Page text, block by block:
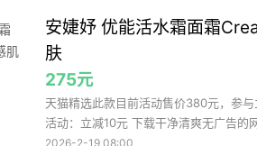
安婕妤 优能活水霜面霜
肤
275元
天猫精选此款目前活动售价380元，参
活动：立减10元 下载干净清爽无广告的
2026-2-19 08:00